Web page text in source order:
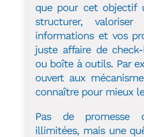
que pour cet objectif
structurer,
informations et vos
juste affaire de
ou boîte à outils. Par
ouvert aux
connaître pour mieux
Pas de promesse
illimitées, mais une